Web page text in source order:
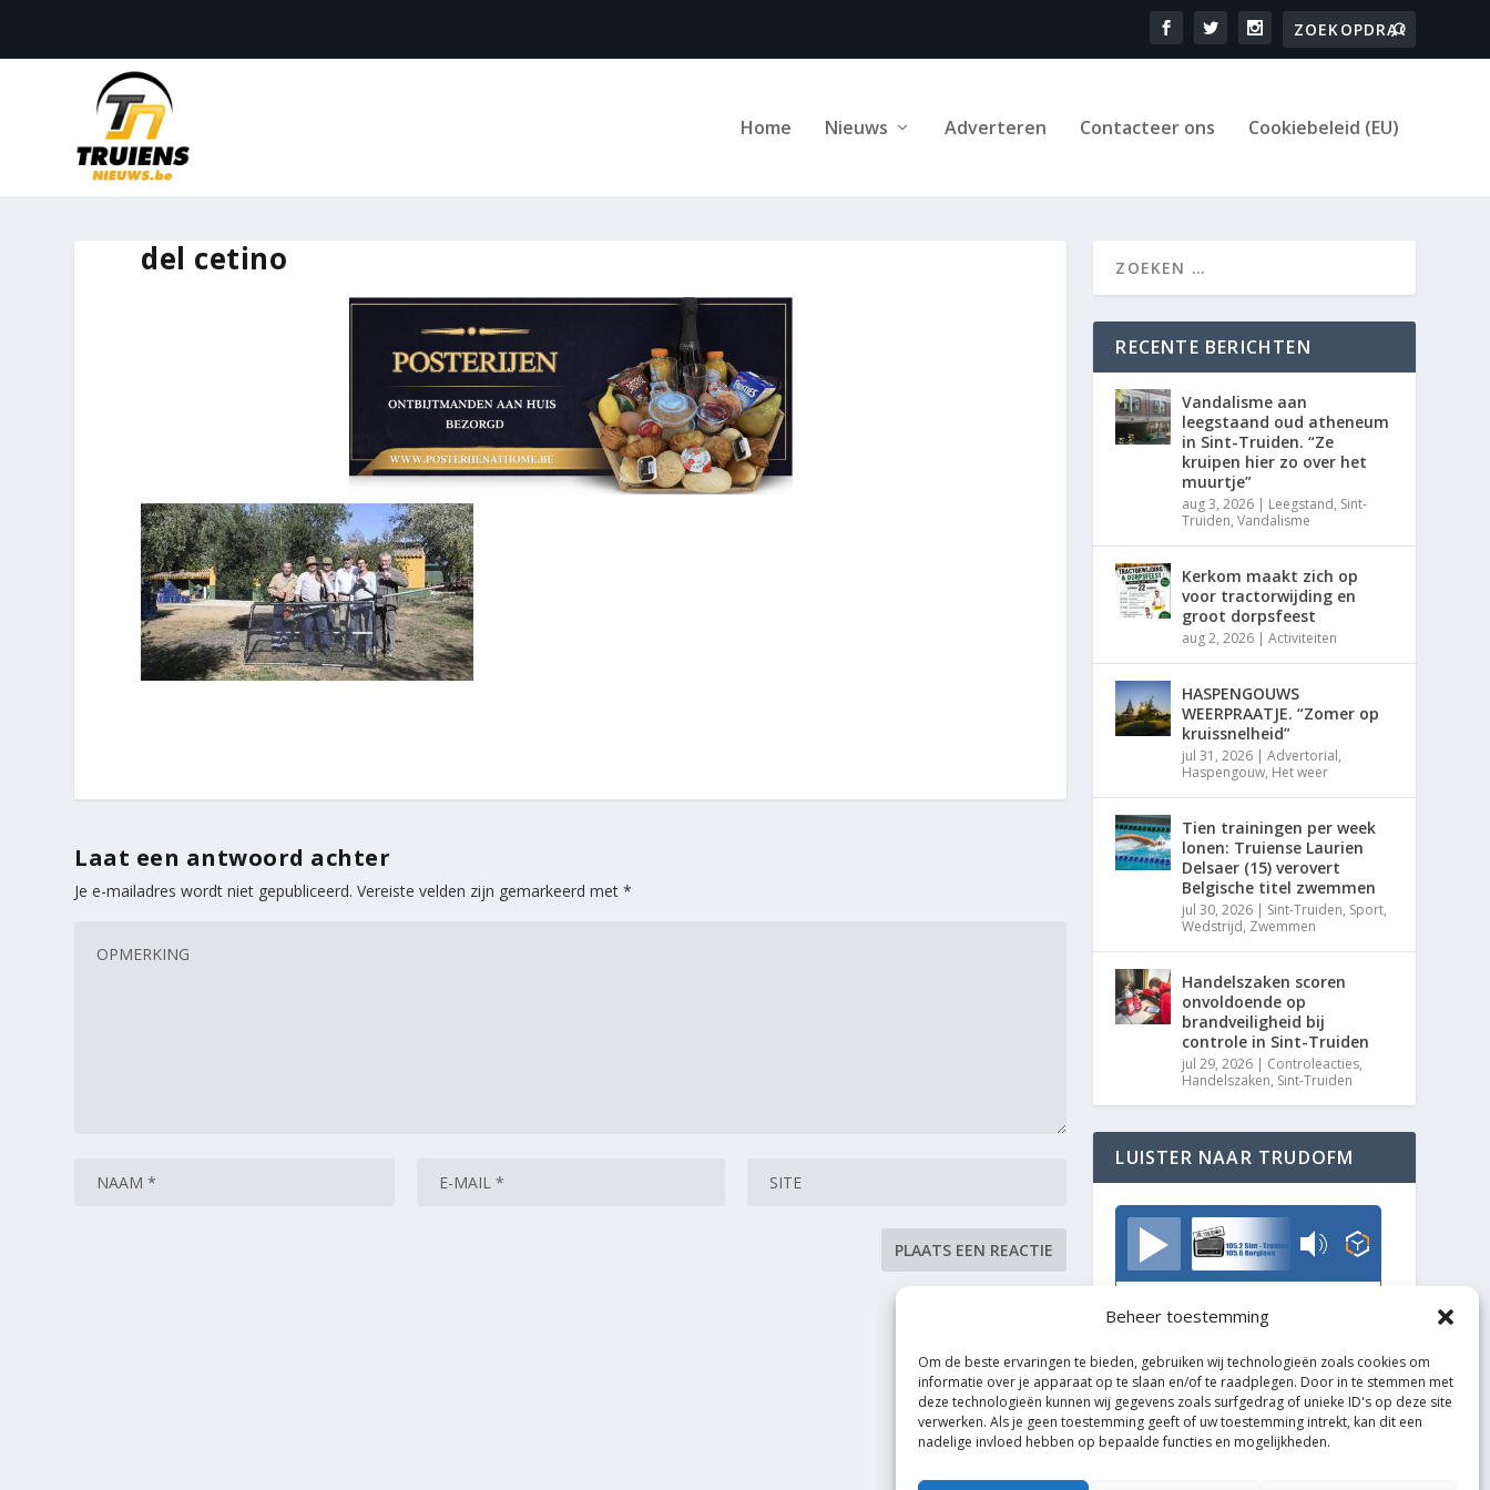
Beheer toestemming
Om de beste ervaringen te bieden, gebruiken wij technologieën zoals cookies om
informatie over je apparaat op te slaan en/of te raadplegen. Door in te stemmen met
deze technologieën kunnen wij gegevens zoals surfgedrag of unieke ID's op deze site
verwerken. Als je geen toestemming geeft of uw toestemming intrekt, kan dit een
nadelige invloed hebben op bepaalde functies en mogelijkheden.
Home Nieuws Adverteren Contacteer ons Cookiebeleid (EU)
del cetino
Laat een antwoord achter
Je e-mailadres wordt niet gepubliceerd. Vereiste velden zijn gemarkeerd met*
RECENTE BERICHTEN
Vandalisme aan
leegstaand oud atheneum
in Sint-Truiden. “Ze
kruipen hier zo over het
muurtje”
aug 3, 2026 | Leegstand, Sint-
Truiden,Vandalisme
Kerkom maakt zich op
voor tractorwijding en
groot dorpsfeest
aug 2, 2026 |Activiteiten
HASPENGOUWS
WEERPRAATJE. “Zomer op
kruissnelheid”
jul 31, 2026 |Advertorial,
Haspengouw, Het weer
Tien trainingen per week
lonen: Truiense Laurien
Delsaer (15) verovert
Belgische titel zwemmen
jul 30, 2026 | Sint-Truiden, Sport,
Wedstrijd, Zwemmen
Handelszaken scoren
onvoldoende op
brandveiligheid bij
controle in Sint-Truiden
jul 29, 2026 | Controleacties,
Handelszaken, Sint-Truiden
LUISTER NAAR TRUDOFM
TrudoFM